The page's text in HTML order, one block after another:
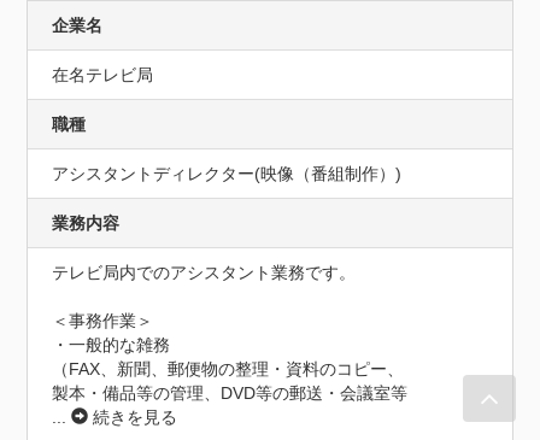
企業名
在名テレビ局
職種
アシスタントディレクター(映像（番組制作）)
業務内容
テレビ局内でのアシスタント業務です。
＜事務作業＞
・一般的な雑務
（FAX、新聞、郵便物の整理・資料のコピー、
製本・備品等の管理、DVD等の郵送・会議室等
...
続きを見る